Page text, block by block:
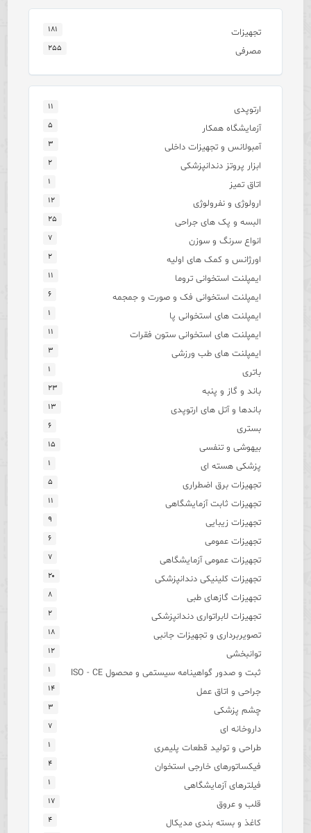
تجهیزات ۱۸۱
مصرفی ۲۵۵
ارتوپدی ۱۱
آزمایشگاه همکار ۵
آمبولانس و تجهیزات داخلی ۳
ابزار پروتز دندانپزشکی ۲
اتاق تمیز ۱
ارولوژی و نفرولوژی ۱۲
البسه و پک های جراحی ۲۵
انواع سرنگ و سوزن ۷
اورژانس و کمک های اولیه ۲
ایمپلنت استخوانی تروما ۱۱
ایمپلنت استخوانی فک و صورت و جمجمه ۶
ایمپلنت های استخوانی پا ۱
ایمپلنت های استخوانی ستون فقرات ۱۱
ایمپلنت های طب ورزشی ۳
باتری ۱
باند و گاز و پنبه ۲۳
باندها و آتل های ارتوپدی ۱۳
بستری ۶
بیهوشی و تنفسی ۱۵
پزشکی هسته ای ۱
تجهیزات برق اضطراری ۵
تجهیزات ثابت آزمایشگاهی ۱۱
تجهیزات زیبایی ۹
تجهیزات عمومی ۶
تجهیزات عمومی آزمایشگاهی ۷
تجهیزات کلینیکی دندانپزشکی ۲۰
تجهیزات گازهای طبی ۸
تجهیزات لابراتواری دندانپزشکی ۲
تصویربرداری و تجهیزات جانبی ۱۸
توانبخشی ۱۲
ثبت و صدور گواهینامه سیستمی و محصول ISO - CE ۱
جراحی و اتاق عمل ۱۴
چشم پزشکی ۳
داروخانه ای ۷
طراحی و تولید قطعات پلیمری ۱
فیکساتورهای خارجی استخوان ۴
فیلترهای آزمایشگاهی ۱
قلب و عروق ۱۷
کاغذ و بسته بندی مدیکال ۴